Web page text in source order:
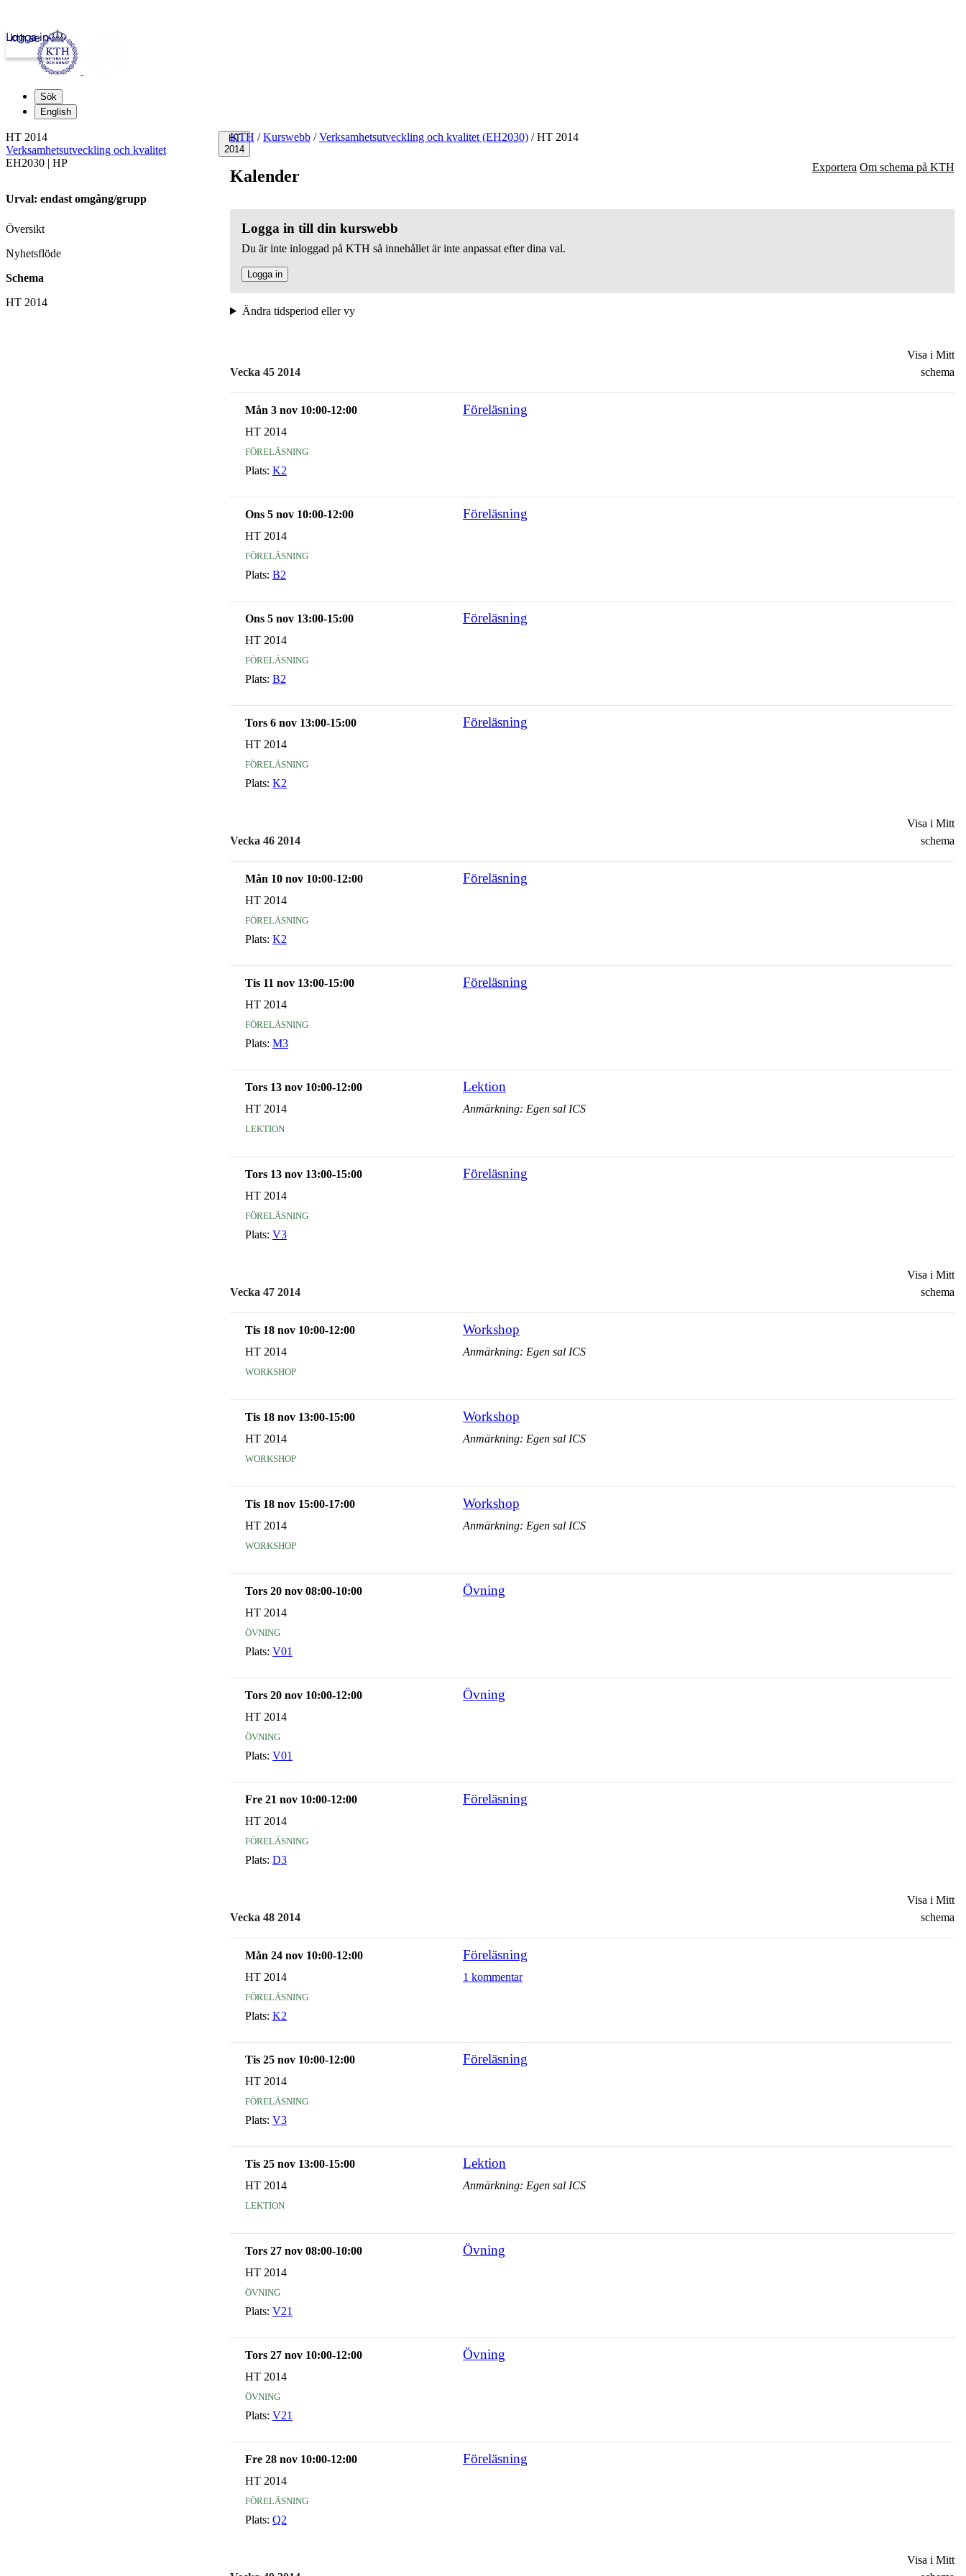
kth.se
Logga in
Sök
English
HT
2014
KTH / Kurswebb / Verksamhetsutveckling och kvalitet (EH2030) /HT 2014
Kalender Exportera Om schema på KTH
Logga in till din kurswebb
Du är inte inloggad på KTH så innehållet är inte anpassat efter dina val.
Logga in
Ändra tidsperiod eller vy
Vecka 45 2014
Visa i Mitt
schema
Mån 3 nov 10:00-12:00 Föreläsning
HT 2014
föreläsning
Plats: K2
Ons 5 nov 10:00-12:00 Föreläsning
HT 2014
föreläsning
Plats: B2
Ons 5 nov 13:00-15:00 Föreläsning
HT 2014
föreläsning
Plats: B2
Tors 6 nov 13:00-15:00 Föreläsning
HT 2014
föreläsning
Plats: K2
Vecka 46 2014
Visa i Mitt
schema
Mån 10 nov 10:00-12:00 Föreläsning
HT 2014
föreläsning
Plats: K2
Tis 11 nov 13:00-15:00 Föreläsning
HT 2014
föreläsning
Plats: M3
Tors 13 nov 10:00-12:00 Lektion
HT 2014
lektion
Anmärkning: Egen sal ICS
Tors 13 nov 13:00-15:00 Föreläsning
HT 2014
föreläsning
Plats: V3
Vecka 47 2014
Visa i Mitt
schema
Tis 18 nov 10:00-12:00 Workshop
HT 2014
workshop
Anmärkning: Egen sal ICS
Tis 18 nov 13:00-15:00 Workshop
HT 2014
workshop
Anmärkning: Egen sal ICS
Tis 18 nov 15:00-17:00 Workshop
HT 2014
workshop
Anmärkning: Egen sal ICS
Tors 20 nov 08:00-10:00 Övning
HT 2014
övning
Plats: V01
Tors 20 nov 10:00-12:00 Övning
HT 2014
övning
Plats: V01
Fre 21 nov 10:00-12:00 Föreläsning
HT 2014
föreläsning
Plats: D3
Vecka 48 2014
Visa i Mitt
schema
Mån 24 nov 10:00-12:00 Föreläsning
HT 2014
föreläsning
Plats: K2
1 kommentar
Tis 25 nov 10:00-12:00 Föreläsning
HT 2014
föreläsning
Plats: V3
Tis 25 nov 13:00-15:00 Lektion
HT 2014
lektion
Anmärkning: Egen sal ICS
Tors 27 nov 08:00-10:00 Övning
HT 2014
övning
Plats: V21
Tors 27 nov 10:00-12:00 Övning
HT 2014
övning
Plats: V21
Fre 28 nov 10:00-12:00 Föreläsning
HT 2014
föreläsning
Plats: Q2
Visa i Mitt
HT 2014
Verksamhetsutveckling och kvalitet
EH2030 | HP
Urval: endast omgång/grupp
Översikt
Nyhetsflöde
Schema
HT 2014